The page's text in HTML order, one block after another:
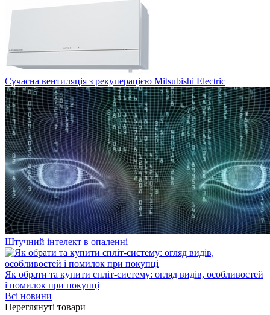
Сучасна вентиляція з рекуперацією Mitsubishi Electric
Штучний інтелект в опаленні
Як обрати та купити спліт-систему: огляд видів, особливостей
і помилок при покупці
Всі новини
Переглянуті товари